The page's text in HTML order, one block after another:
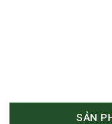
SẢN